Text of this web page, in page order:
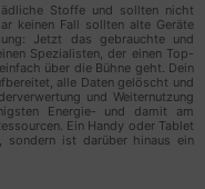
Stoffe und sollten nicht
keinen Fall sollten alte Geräte
Jetzt das gebrauchte und
Spezialisten, der einen Top-
über die Bühne geht. Dein
alle Daten gelöscht und
und Weiternutzung
Energie- und damit am
Ein Handy oder Tablet
sondern ist darüber hinaus ein
Daten, die
Dienstes
des